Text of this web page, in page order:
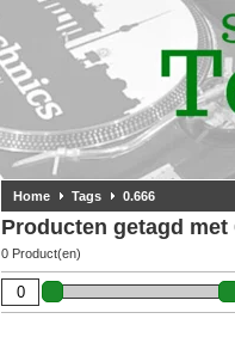
Home Tags 0.666
Producten getagd met
0 Product(en)